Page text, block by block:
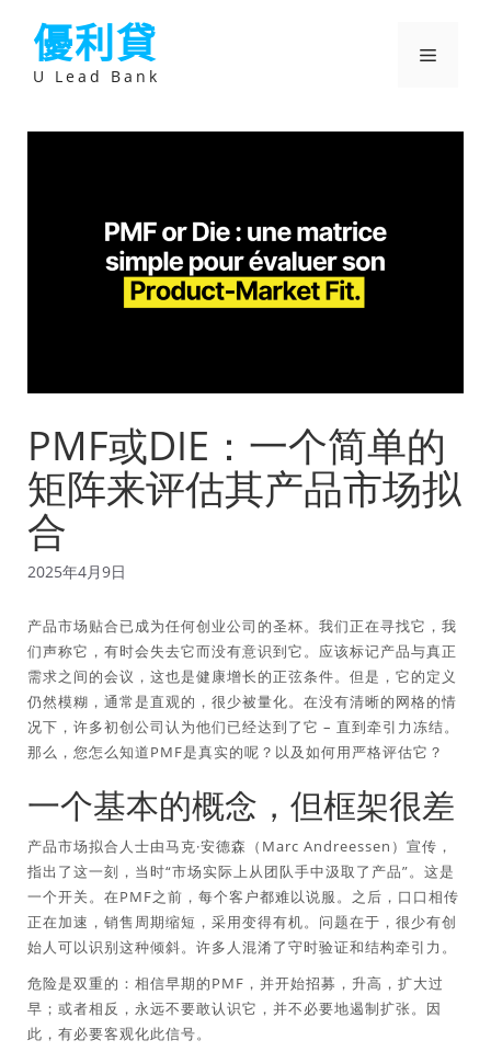
優利貸
U Lead Bank
選
PMF或DIE：一个简单的
矩阵来评估其产品市场拟
合
2025年4月9日
产品市场贴合已成为任何创业公司的圣杯。我们正在寻找它，我
们声称它，有时会失去它而没有意识到它。应该标记产品与真正
需求之间的会议，这也是健康增长的正弦条件。但是，它的定义
仍然模糊，通常是直观的，很少被量化。在没有清晰的网格的情
况下，许多初创公司认为他们已经达到了它 – 直到牵引力冻结。
那么，您怎么知道PMF是真实的呢？以及如何用严格评估它？
一个基本的概念，但框架很差
产品市场拟合人士由马克·安德森（Marc Andreessen）宣传，
指出了这一刻，当时“市场实际上从团队手中汲取了产品”。这是
一个开关。在PMF之前，每个客户都难以说服。之后，口口相传
正在加速，销售周期缩短，采用变得有机。问题在于，很少有创
始人可以识别这种倾斜。许多人混淆了守时验证和结构牵引力。
危险是双重的：相信早期的PMF，并开始招募，升高，扩大过
早；或者相反，永远不要敢认识它，并不必要地遏制扩张。因
此，有必要客观化此信号。